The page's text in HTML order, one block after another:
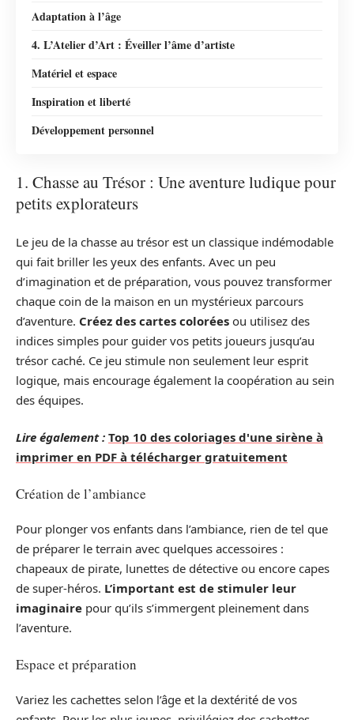
Adaptation à l’âge
4. L’Atelier d’Art : Éveiller l’âme d’artiste
Matériel et espace
Inspiration et liberté
Développement personnel
1. Chasse au Trésor : Une aventure ludique pour
petits explorateurs
Le jeu de la chasse au trésor est un classique indémodable
qui fait briller les yeux des enfants. Avec un peu
d’imagination et de préparation, vous pouvez transformer
chaque coin de la maison en un mystérieux parcours
d’aventure. Créez des cartes colorées ou utilisez des
indices simples pour guider vos petits joueurs jusqu’au
trésor caché. Ce jeu stimule non seulement leur esprit
logique, mais encourage également la coopération au sein
des équipes.
Lire également : Top 10 des coloriages d'une sirène à
imprimer en PDF à télécharger gratuitement
Création de l’ambiance
Pour plonger vos enfants dans l’ambiance, rien de tel que
de préparer le terrain avec quelques accessoires :
chapeaux de pirate, lunettes de détective ou encore capes
de super-héros. L’important est de stimuler leur
imaginaire pour qu’ils s’immergent pleinement dans
l’aventure.
Espace et préparation
Variez les cachettes selon l’âge et la dextérité de vos